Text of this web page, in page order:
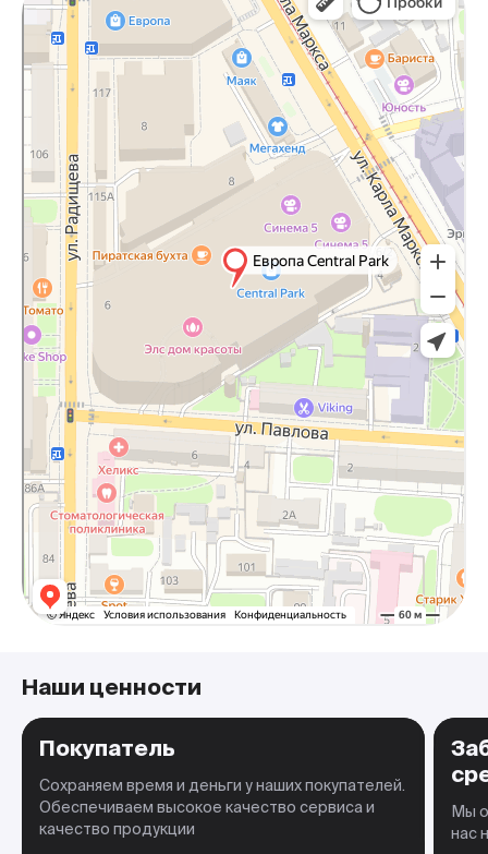
мест
Наши ценности
Покупатель
Сохраняем время и деньги у наших покупателей.
Обеспечиваем высокое качество сервиса и
качество продукции
Мы
нас